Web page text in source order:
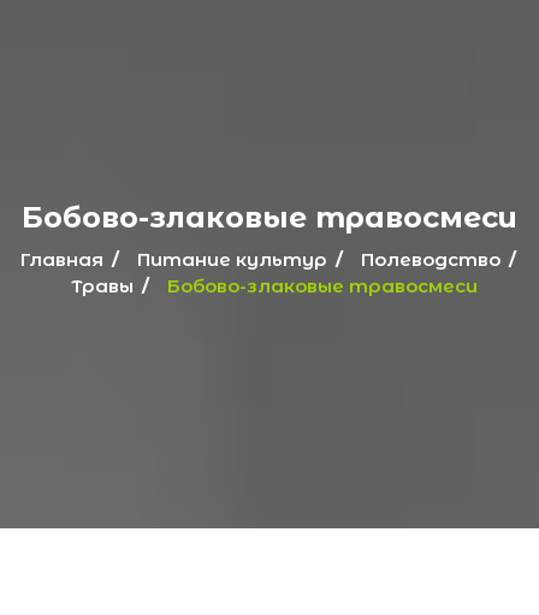
Бобово-злаковые травосмеси
Главная Питание культур
Полеводство
Травы
Бобово-злаковые травосмеси